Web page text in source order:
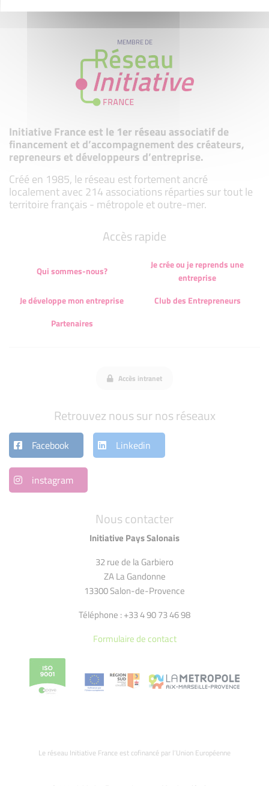
MEMBRE DE
Initiative France est le 1er réseau associatif de
financement et d’accompagnement des créateurs,
repreneurs et développeurs d’entreprise.
Créé en 1985, le réseau est fortement ancré
localement avec 214 associations réparties sur tout le
territoire français - métropole et outre-mer.
Nous contacter
Initiative Pays Salonais
32 rue de la Garbiero
ZA La Gandonne
13300 Salon-de-Provence
Téléphone : +33 4 90 73 46 98
Formulaire de contact
Le réseau Initiative France est cofinancé par l’Union Européenne
Accès rapide
Qui sommes-nous?
Je crée ou je reprends une
entreprise
Je développe mon entreprise
Club des Entrepreneurs
Partenaires
Accès intranet
Retrouvez nous sur nos réseaux
Facebook Linkedin
instagram